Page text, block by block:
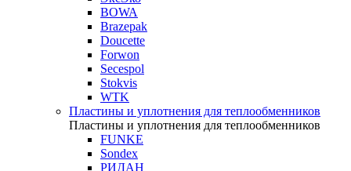
BOWA
Brazepak
Doucette
Forwon
Secespol
Stokvis
WTK
Пластины и уплотнения для теплообменников
Пластины и уплотнения для теплообменников
FUNKE
Sondex
РИДАН